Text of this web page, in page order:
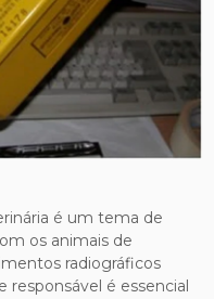
é um tema de
os animais de
radiográficos
responsável é essencial